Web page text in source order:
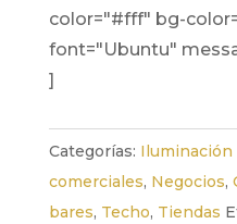
color="#fff" bg-
font="Ubuntu"
]
Categorías:
comerciales, Negocios,
bares, Techo, Tiendas